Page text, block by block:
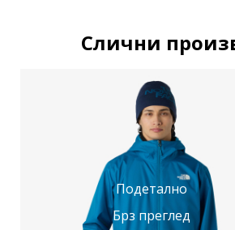
Слични
Подетално
Брз преглед